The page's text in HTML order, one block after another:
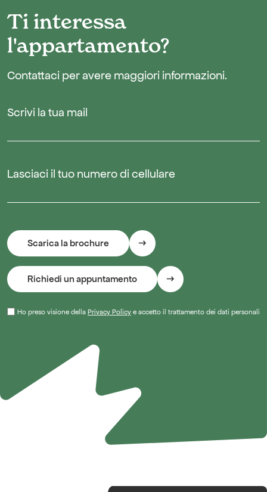
Ti interessa
l'appartamento?
Contattaci per avere maggiori informazioni.
Scrivi la tua mail
Lasciaci il tuo numero di cellulare
Ho preso visione della Privacy Policy e accetto il trattamento dei dati personali